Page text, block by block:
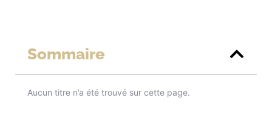
Sommaire
Aucun titre n’a été trouvé sur cette page.